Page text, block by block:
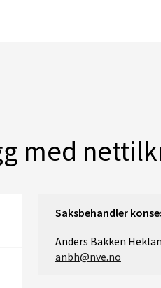
med
Saksbehandler
Anders Bakken
anbh@nve.no